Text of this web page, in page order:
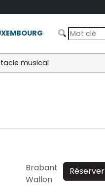
musical
Brabant
Wallon
Réserver